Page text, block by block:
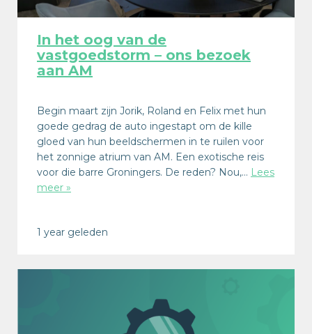
In het oog van de
vastgoedstorm – ons bezoek
aan AM
Begin maart zijn Jorik, Roland en Felix met hun
goede gedrag de auto ingestapt om de kille
gloed van hun beeldschermen in te ruilen voor
het zonnige atrium van AM. Een exotische reis
voor die barre Groningers. De reden? Nou,… Lees
meer »
1 year geleden